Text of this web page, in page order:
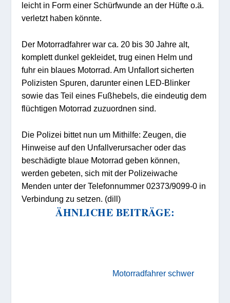
leicht in Form einer Schürfwunde an der Hüfte o.ä.
verletzt haben könnte.
Der Motorradfahrer war ca. 20 bis 30 Jahre alt,
komplett dunkel gekleidet, trug einen Helm und
fuhr ein blaues Motorrad. Am Unfallort sicherten
Polizisten Spuren, darunter einen LED-Blinker
sowie das Teil eines Fußhebels, die eindeutig dem
flüchtigen Motorrad zuzuordnen sind.
Die Polizei bittet nun um Mithilfe: Zeugen, die
Hinweise auf den Unfallverursacher oder das
beschädigte blaue Motorrad geben können,
werden gebeten, sich mit der Polizeiwache
Menden unter der Telefonnummer 02373/9099-0 in
Verbindung zu setzen. (dill)
ÄHNLICHE BEITRÄGE:
Motorradfahrer schwer